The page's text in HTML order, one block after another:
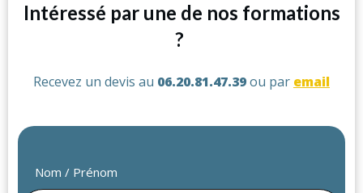
Intéressé par une de nos formations
?
Recevez un devis au 06.20.81.47.39ou par email
Nom / Prénom